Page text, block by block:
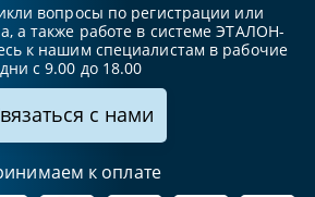
вопросы по регистрации или
а также работе в системе ЭТАЛОН-
к нашим специалистам в рабочие
дни с 9.00 до 18.00
с нами
к оплате